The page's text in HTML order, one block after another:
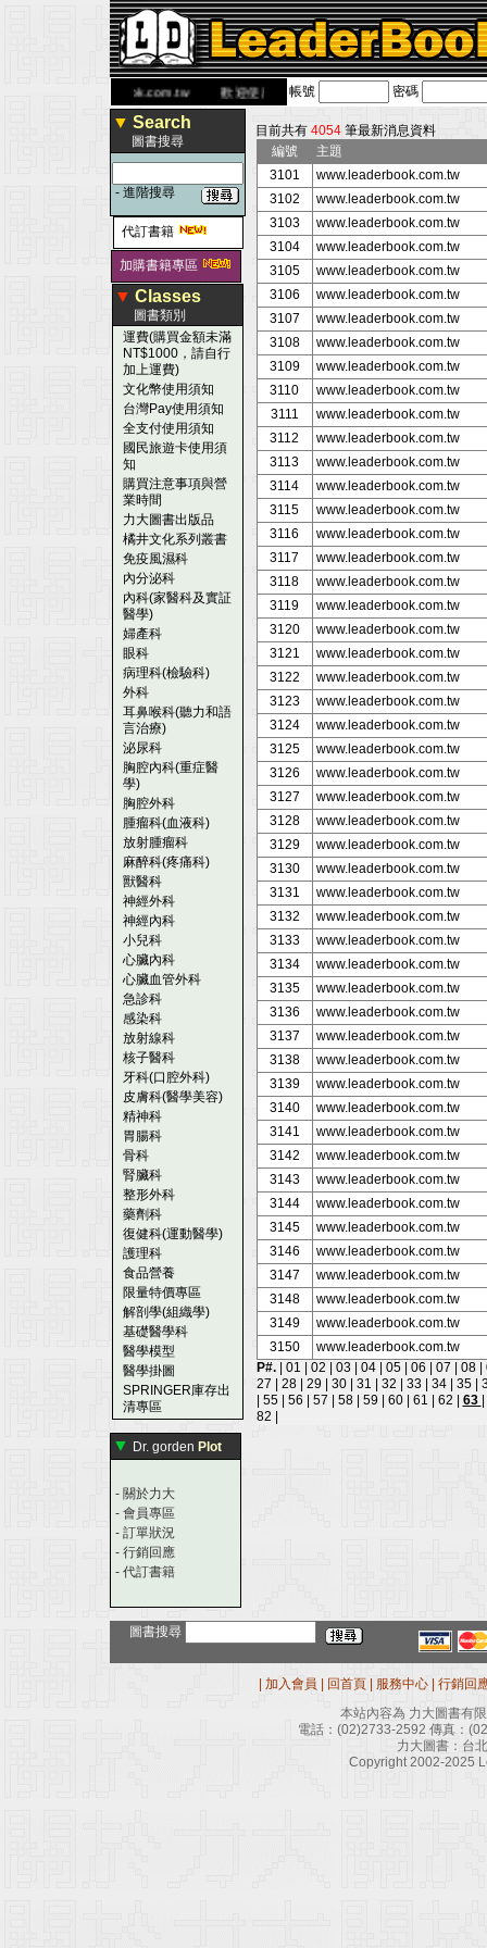
www.leaderbook.com.tw歡迎使用 國民旅遊卡！！
帳號 密碼
▼ Search
圖書搜尋
- 進階搜尋
代訂書籍
加購書籍專區
▼ Classes
圖書類別
運費(購買金額未滿
NT$1000，請自行
加上運費)
文化幣使用須知
台灣Pay使用須知
全支付使用須知
國民旅遊卡使用須
知
購買注意事項與營
業時間
力大圖書出版品
橘井文化系列叢書
免疫風濕科
內分泌科
內科(家醫科及實証
醫學)
婦產科
眼科
病理科(檢驗科)
外科
耳鼻喉科(聽力和語
言治療)
泌尿科
胸腔內科(重症醫
學)
胸腔外科
腫瘤科(血液科)
放射腫瘤科
麻醉科(疼痛科)
獸醫科
神經外科
神經內科
小兒科
心臟內科
心臟血管外科
急診科
感染科
放射線科
核子醫科
牙科(口腔外科)
皮膚科(醫學美容)
精神科
胃腸科
骨科
腎臟科
整形外科
藥劑科
復健科(運動醫學)
護理科
食品營養
限量特價專區
解剖學(組織學)
基礎醫學科
醫學模型
醫學掛圖
SPRINGER庫存出
清專區
▼ Dr. gorden Plot
- 關於力大
- 會員專區
- 訂單狀況
- 行銷回應
- 代訂書籍
目前共有 4054 筆最新消息資料
編號
主題
3101
www.leaderbook.com.tw
3102
www.leaderbook.com.tw
3103
www.leaderbook.com.tw
3104
www.leaderbook.com.tw
3105
www.leaderbook.com.tw
3106
www.leaderbook.com.tw
3107
www.leaderbook.com.tw
3108
www.leaderbook.com.tw
3109
www.leaderbook.com.tw
3110
www.leaderbook.com.tw
3111
www.leaderbook.com.tw
3112
www.leaderbook.com.tw
3113
www.leaderbook.com.tw
3114
www.leaderbook.com.tw
3115
www.leaderbook.com.tw
3116
www.leaderbook.com.tw
3117
www.leaderbook.com.tw
3118
www.leaderbook.com.tw
3119
www.leaderbook.com.tw
3120
www.leaderbook.com.tw
3121
www.leaderbook.com.tw
3122
www.leaderbook.com.tw
3123
www.leaderbook.com.tw
3124
www.leaderbook.com.tw
3125
www.leaderbook.com.tw
3126
www.leaderbook.com.tw
3127
www.leaderbook.com.tw
3128
www.leaderbook.com.tw
3129
www.leaderbook.com.tw
3130
www.leaderbook.com.tw
3131
www.leaderbook.com.tw
3132
www.leaderbook.com.tw
3133
www.leaderbook.com.tw
3134
www.leaderbook.com.tw
3135
www.leaderbook.com.tw
3136
www.leaderbook.com.tw
3137
www.leaderbook.com.tw
3138
www.leaderbook.com.tw
3139
www.leaderbook.com.tw
3140
www.leaderbook.com.tw
3141
www.leaderbook.com.tw
3142
www.leaderbook.com.tw
3143
www.leaderbook.com.tw
3144
www.leaderbook.com.tw
3145
www.leaderbook.com.tw
3146
www.leaderbook.com.tw
3147
www.leaderbook.com.tw
3148
www.leaderbook.com.tw
3149
www.leaderbook.com.tw
3150
www.leaderbook.com.tw
P#.| 01 02 03 04 05 06 07 08
27
28 29 30 31 32 33 34 35
55 56 57 58 59 60 61 62 63
82
圖書搜尋
加入會員 回首頁 服務中心
行銷回
本站內容為 力大圖書有
電話： (02)2733-2592 傳真：
力大圖書：台
Copyright 2002-2025